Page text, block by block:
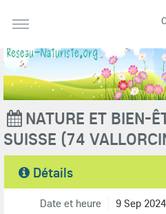
NATURE ET BIEN-
SUISSE (74
Détails
Date et heure
9 Sep